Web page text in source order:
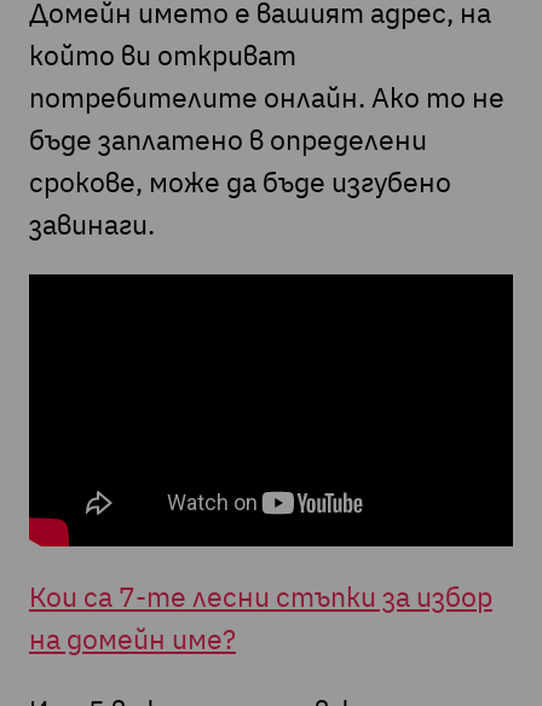
Домейн името е вашият адрес, на
който ви откриват
потребителите онлайн. Ако то не
бъде заплатено в определени
срокове, може да бъде изгубено
завинаги.
Кои са 7-те лесни стъпки за избор
на домейн име?